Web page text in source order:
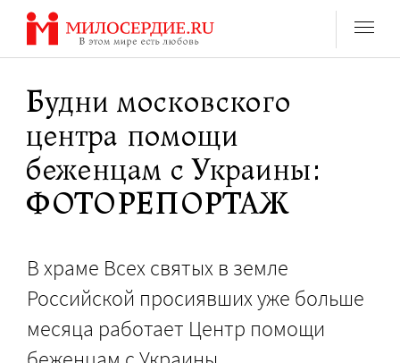
Перейти
содержанию
Будни московского
центра помощи
беженцам с Украины:
ФОТОРЕПОРТАЖ
В храме Всех святых в земле
Российской просиявших уже больше
месяца работает Центр помощи